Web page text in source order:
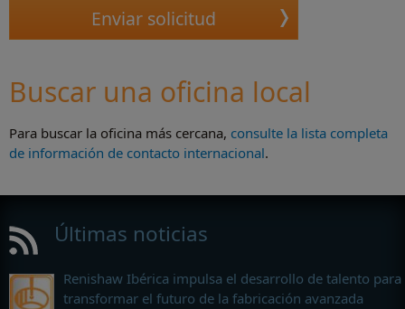
Buscar una oficina local
Para buscar la oficina más cercana, consulte la lista completa
de información de contacto internacional.
Últimas noticias
Renishaw Ibérica impulsa el desarrollo de talento para
transformar el futuro de la fabricación avanzada